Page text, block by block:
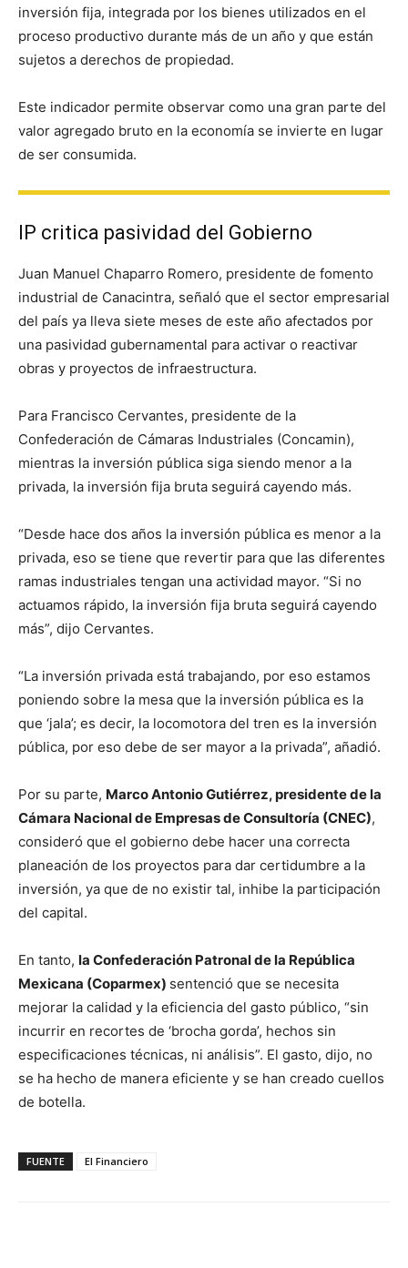
inversión fija, integrada por los bienes utilizados en el
proceso productivo durante más de un año y que están
sujetos a derechos de propiedad.
Este indicador permite observar como una gran parte del
valor agregado bruto en la economía se invierte en lugar
de ser consumida.
IP critica pasividad del Gobierno
Juan Manuel Chaparro Romero, presidente de fomento
industrial de Canacintra, señaló que el sector empresarial
del país ya lleva siete meses de este año afectados por
una pasividad gubernamental para activar o reactivar
obras y proyectos de infraestructura.
Para Francisco Cervantes, presidente de la
Confederación de Cámaras Industriales (Concamin),
mientras la inversión pública siga siendo menor a la
privada, la inversión fija bruta seguirá cayendo más.
“Desde hace dos años la inversión pública es menor a la
privada, eso se tiene que revertir para que las diferentes
ramas industriales tengan una actividad mayor. “Si no
actuamos rápido, la inversión fija bruta seguirá cayendo
más”, dijo Cervantes.
“La inversión privada está trabajando, por eso estamos
poniendo sobre la mesa que la inversión pública es la
que ‘jala’; es decir, la locomotora del tren es la inversión
pública, por eso debe de ser mayor a la privada”, añadió.
Por su parte, Marco Antonio Gutiérrez, presidente de la
Cámara Nacional de Empresas de Consultoría (CNEC),
consideró que el gobierno debe hacer una correcta
planeación de los proyectos para dar certidumbre a la
inversión, ya que de no existir tal, inhibe la participación
del capital.
En tanto, la Confederación Patronal de la República
Mexicana (Coparmex) sentenció que se necesita
mejorar la calidad y la eficiencia del gasto público, “sin
incurrir en recortes de ‘brocha gorda’, hechos sin
especificaciones técnicas, ni análisis”. El gasto, dijo, no
se ha hecho de manera eficiente y se han creado cuellos
de botella.
FUENTE El Financiero